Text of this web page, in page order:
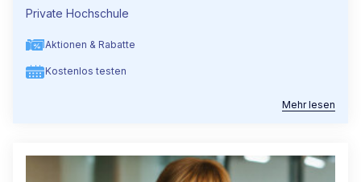
Private Hochschule
Aktionen & Rabatte
Kostenlos testen
Mehr lesen